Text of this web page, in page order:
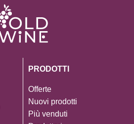
PRODOTTI
Offerte
Nuovi prodotti
Più venduti